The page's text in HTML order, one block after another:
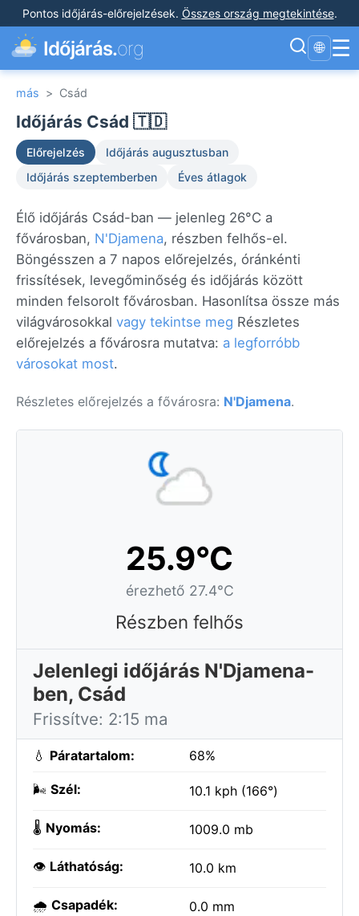
Pontos időjárás-előrejelzések. Összes ország megtekintése.
Időjárás.org 🌐 ☰
más > Csád
Időjárás Csád 🇹🇩
Előrejelzés
Időjárás augusztusban
Időjárás szeptemberben
Éves átlagok
Élő időjárás Csád-ban — jelenleg 26°C a
fővárosban, N'Djamena, részben felhős-el.
Böngésszen a 7 napos előrejelzés, óránkénti
frissítések, levegőminőség és időjárás között
minden felsorolt fővárosban. Hasonlítsa össze más
világvárosokkal vagy tekintse meg Részletes
előrejelzés a fővárosra mutatva: a legforróbb
városokat most.
Részletes előrejelzés a fővárosra: N'Djamena.
25.9°C
érezhető 27.4°C
Részben felhős
Jelenlegi időjárás N'Djamena-
ben, Csád
Frissítve: 2:15 ma
💧 Páratartalom: 68%
🌬️ Szél: 10.1 kph (166°)
🌡️ Nyomás: 1009.0 mb
👁️ Láthatóság: 10.0 km
🌧️ Csapadék: 0.0 mm